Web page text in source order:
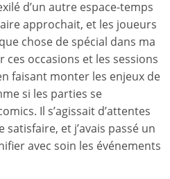
d’un autre espace-temps
approchait, et les joueurs
chose de spécial dans ma
ces occasions et les sessions
faisant monter les enjeux de
si les parties se
Il s’agissait d’attentes
satisfaire, et j’avais passé un
avec soin les événements